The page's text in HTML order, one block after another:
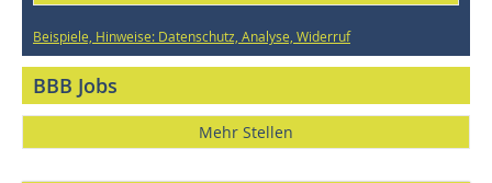
Beispiele, Hinweise: Datenschutz, Analyse, Widerruf
BBB Jobs
Mehr Stellen